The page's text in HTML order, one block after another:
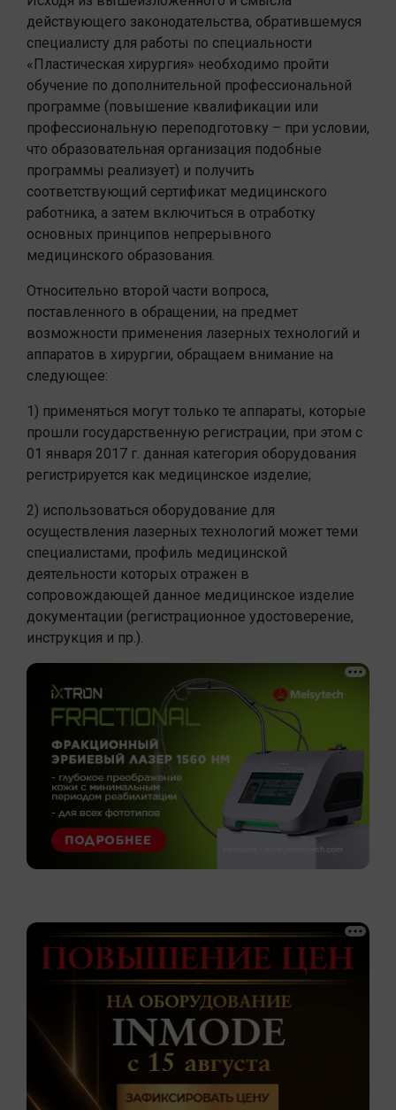
действующего законодательства, обратившемуся
специалисту для работы по специальности
«Пластическая хирургия» необходимо пройти
обучение по дополнительной профессиональной
программе (повышение квалификации или
профессиональную переподготовку – при условии,
что образовательная организация подобные
программы реализует) и получить
соответствующий сертификат медицинского
работника, а затем включиться в отработку
основных принципов непрерывного
медицинского образования.
Относительно второй части вопроса,
поставленного в обращении, на предмет
возможности применения лазерных технологий и
аппаратов в хирургии, обращаем внимание на
следующее:
1) применяться могут только те аппараты, которые
прошли государственную регистрации, при этом с
01 января 2017 г. данная категория оборудования
регистрируется как медицинское изделие;
2) использоваться оборудование для
осуществления лазерных технологий может теми
специалистами, профиль медицинской
деятельности которых отражен в
сопровождающей данное медицинское изделие
документации (регистрационное удостоверение,
инструкция и пр.).